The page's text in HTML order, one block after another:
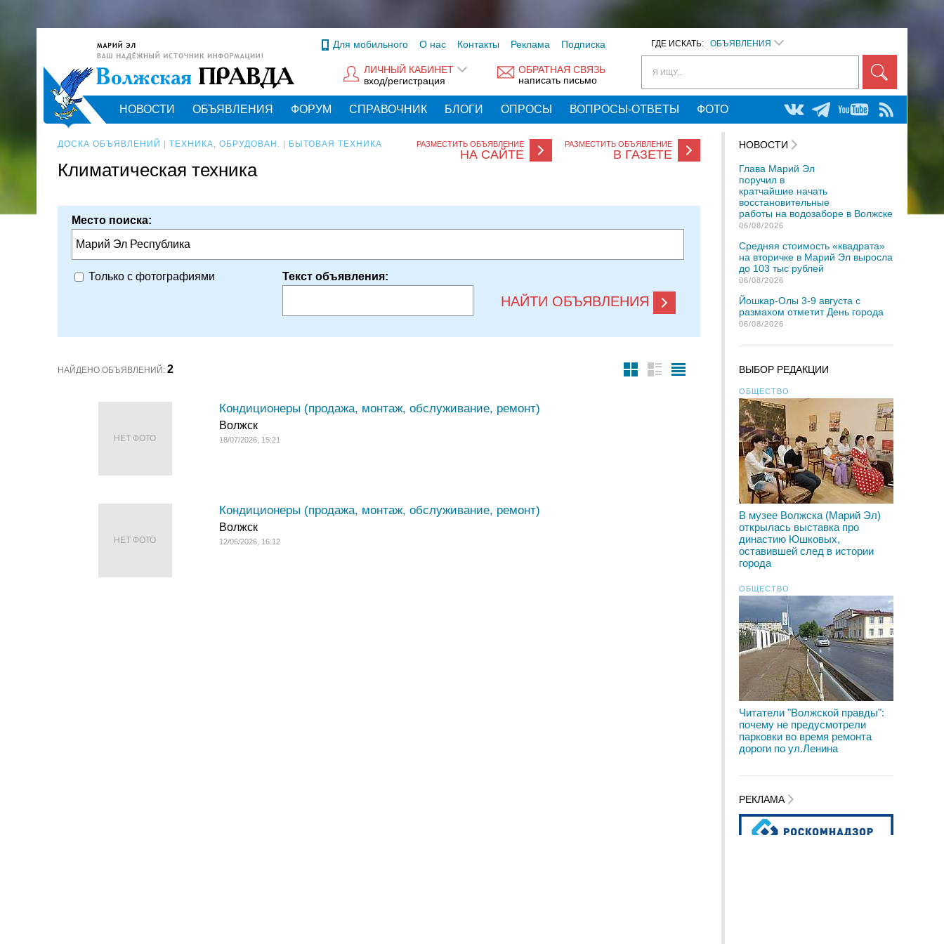
ГДЕ ИСКАТЬ: ОБЪЯВЛЕНИЯ
Я ИЩУ...
Для мобильного О нас Контакты Реклама Подписка
ОБРАТНАЯ СВЯЗЬ
написать письмо
ЛИЧНЫЙ КАБИНЕТ
вход/регистрация
НОВОСТИ ОБЪЯВЛЕНИЯ ФОРУМ СПРАВОЧНИК БЛОГИ ОПРОСЫ ВОПРОСЫ-ОТВЕТЫ ФОТО
РАЗМЕСТИТЬ ОБЪЯВЛЕНИЕ
НА САЙТЕ
РАЗМЕСТИТЬ ОБЪЯВЛЕНИЕ
В ГАЗЕТЕ
ДОСКА ОБЪЯВЛЕНИЙ ТЕХНИКА, ОБРУДОВАН. БЫТОВАЯ ТЕХНИКА
Климатическая техника
Место поиска:
Марий Эл Республика
Только с фотографиями Текст объявления:
НАЙТИ ОБЪЯВЛЕНИЯ
НАЙДЕНО ОБЪЯВЛЕНИЙ: 2
НЕТ ФОТО
Кондиционеры (продажа, монтаж, обслуживание, ремонт)
Волжск
18/07/2026, 15:21
НЕТ ФОТО
Кондиционеры (продажа, монтаж, обслуживание, ремонт)
Волжск
12/06/2026, 16:12
НОВОСТИ
Глава Марий Эл
поручил в
кратчайшие начать
восстановительные
работы на водозаборе в Волжске
06/08/2026
Средняя стоимость «квадрата»
на вторичке в Марий Эл выросла
до 103 тыс рублей
06/08/2026
Йошкар-Олы 3-9 августа с
размахом отметит День города
06/08/2026
ВЫБОР РЕДАКЦИИ
ОБЩЕСТВО
В музее Волжска (Марий Эл)
открылась выставка про
династию Юшковых,
оставившей след в истории
города
ОБЩЕСТВО
Читатели "Волжской правды":
почему не предусмотрели
парковки во время ремонта
дороги по ул.Ленина
РЕКЛАМА